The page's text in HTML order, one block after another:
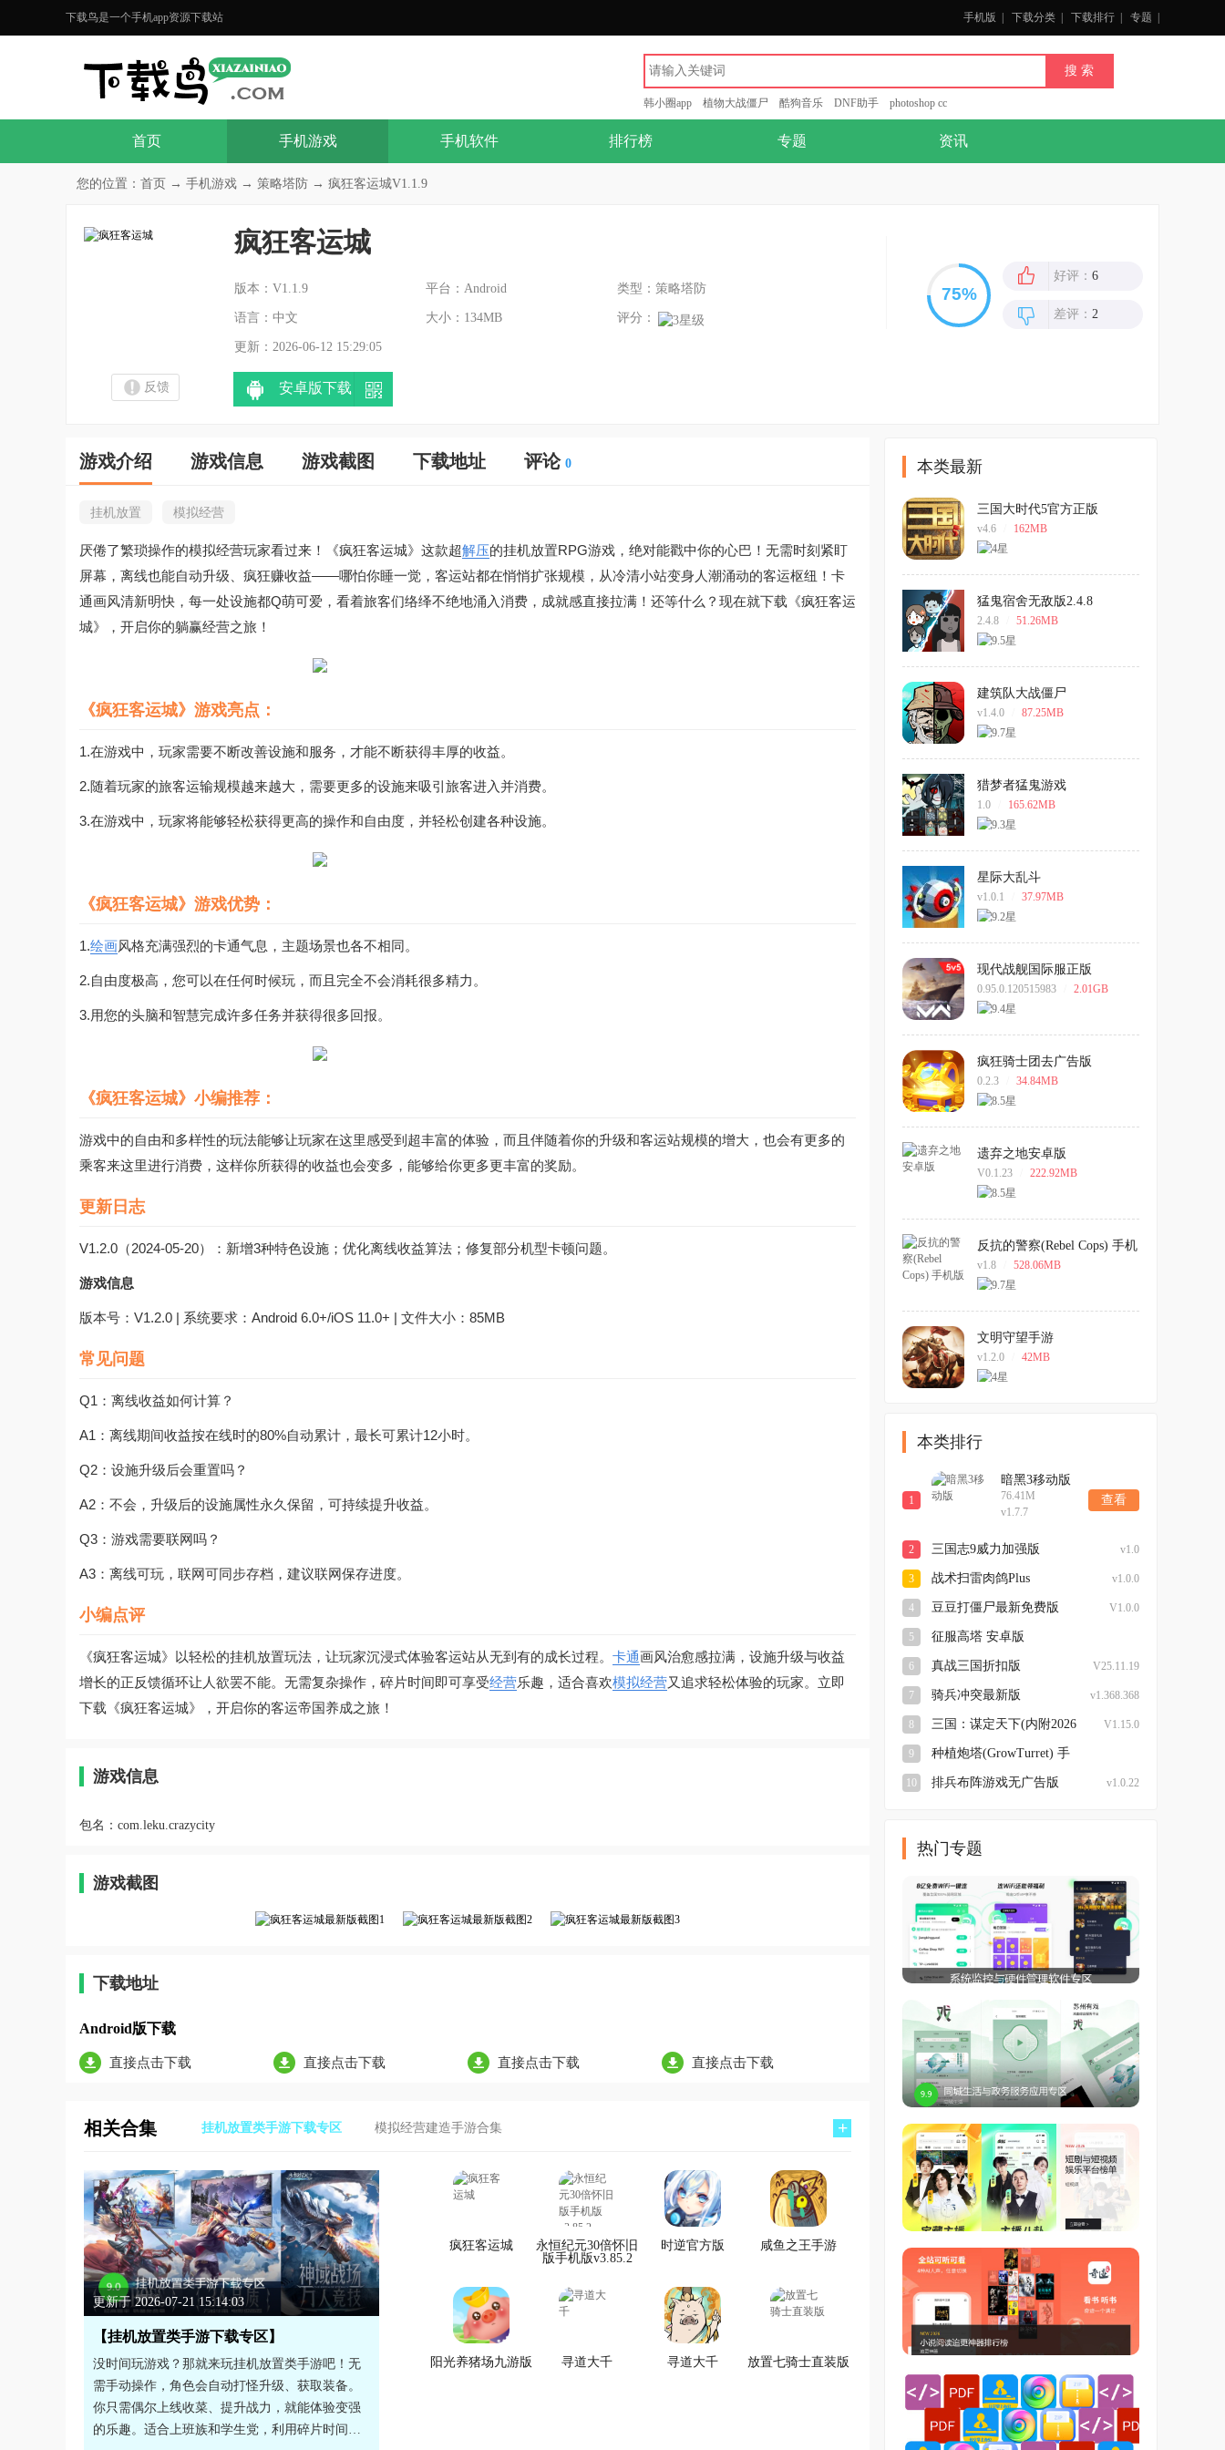
下载鸟是一个手机app资源下载站 手机版 下载分类 下载排行 专题
韩小圈app 植物大战僵尸 酷狗音乐 DNF助手 photoshop cc
首页 手机游戏 手机软件 排行榜 专题 资讯
您的位置： 首页 → 手机游戏 → 策略塔防 → 疯狂客运城V1.1.9
疯狂客运城
版本：V1.1.9 平台：Android 类型：策略塔防
语言：中文 大小：134MB 评分：
更新：2026-06-12 15:29:05
反馈 安卓版下载
好评： 6
差评： 2
游戏介绍 游戏信息 游戏截图 下载地址 评论 0
挂机放置 模拟经营
厌倦了繁琐操作的模拟经营玩家看过来！《疯狂客运城》这款超解压的挂机放置RPG游戏，绝对能戳中你的心巴！无需时刻紧盯
屏幕，离线也能自动升级、疯狂赚收益——哪怕你睡一觉，客运站都在悄悄扩张规模，从冷清小站变身人潮涌动的客运枢纽！卡
通画风清新明快，每一处设施都Q萌可爱，看着旅客们络绎不绝地涌入消费，成就感直接拉满！还等什么？现在就下载《疯狂客运
城》，开启你的躺赢经营之旅！
《疯狂客运城》游戏亮点：
1.在游戏中，玩家需要不断改善设施和服务，才能不断获得丰厚的收益。
2.随着玩家的旅客运输规模越来越大，需要更多的设施来吸引旅客进入并消费。
3.在游戏中，玩家将能够轻松获得更高的操作和自由度，并轻松创建各种设施。
《疯狂客运城》游戏优势：
1.绘画风格充满强烈的卡通气息，主题场景也各不相同。
2.自由度极高，您可以在任何时候玩，而且完全不会消耗很多精力。
3.用您的头脑和智慧完成许多任务并获得很多回报。
《疯狂客运城》小编推荐：
游戏中的自由和多样性的玩法能够让玩家在这里感受到超丰富的体验，而且伴随着你的升级和客运站规模的增大，也会有更多的
乘客来这里进行消费，这样你所获得的收益也会变多，能够给你更多更丰富的奖励。
更新日志
V1.2.0（2024-05-20）：新增3种特色设施；优化离线收益算法；修复部分机型卡顿问题。
游戏信息
版本号：V1.2.0 | 系统要求：Android 6.0+/iOS 11.0+ | 文件大小：85MB
常见问题
Q1：离线收益如何计算？
A1：离线期间收益按在线时的80%自动累计，最长可累计12小时。
Q2：设施升级后会重置吗？
A2：不会，升级后的设施属性永久保留，可持续提升收益。
Q3：游戏需要联网吗？
A3：离线可玩，联网可同步存档，建议联网保存进度。
小编点评
《疯狂客运城》以轻松的挂机放置玩法，让玩家沉浸式体验客运站从无到有的成长过程。 卡通画风治愈感拉满，设施升级与收益
增长的正反馈循环让人欲罢不能。无需复杂操作，碎片时间即可享受经营乐趣，适合喜欢模拟经营又追求轻松体验的玩家。立即
下载《疯狂客运城》，开启你的客运帝国养成之旅！
游戏信息
包名： com.leku.crazycity
游戏截图
下载地址
Android版下载
直接点击下载 直接点击下载 直接点击下载 直接点击下载
相关合集 挂机放置类手游下载专区 模拟经营建造手游合集 +
更新于 2026-07-21 15:14:03
【挂机放置类手游下载专区】
没时间玩游戏？那就来玩挂机放置类手游吧！无
需手动操作，角色会自动打怪升级、获取装备。
你只需偶尔上线收菜、提升战力，就能体验变强
的乐趣。适合上班族和学生党，利用碎片时间轻
疯狂客运城
永恒纪元30倍怀旧
版手机版v3.85.2
时逆官方版 咸鱼之王手游
阳光养猪场九游版 寻道大千 寻道大千 放置七骑士直装版
本类最新
三国大时代5官方正版
v4.6 162MB
猛鬼宿舍无敌版2.4.8
2.4.8 51.26MB
建筑队大战僵尸
v1.4.0 87.25MB
猎梦者猛鬼游戏
1.0 165.62MB
星际大乱斗
v1.0.1 37.97MB
现代战舰国际服正版
0.95.0.120515983 2.01GB
疯狂骑士团去广告版
0.2.3 34.84MB
遗弃之地安卓版
V0.1.23 222.92MB
反抗的警察(Rebel Cops) 手机
版
v1.8 528.06MB
文明守望手游
v1.2.0 42MB
本类排行
1
暗黑3移动版
76.41M
v1.7.7
查看
2 三国志9威力加强版 v1.0
3 战术扫雷肉鸽Plus v1.0.0
4 豆豆打僵尸最新免费版 V1.0.0
5 征服高塔 安卓版
6
真战三国折扣版 V25.11.19
7 骑兵冲突最新版 v1.368.368
8
三国：谋定天下(内附2026
V1.15.0
9
种植炮塔(GrowTurret) 手
10
排兵布阵游戏无广告版 v1.0.22
热门专题